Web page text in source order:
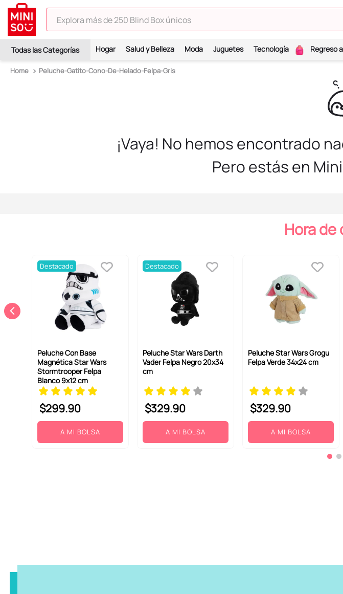
Explora más de 250 Blind Box únicos
Hogar Salud y Belleza Moda Juguetes Tecnología Regreso
Peluche-Gatito-Cono-De-Helado-Felpa-Gris
¡Vaya! No hemos encontrado
Pero estás en
Hora de
Destacado
Peluche Con Base
Magnética Star Wars
Stormtrooper Felpa
Blanco 9x12 cm
$299.90
A MI BOLSA
Destacado
Peluche Star Wars Darth
Vader Felpa Negro 20x34
cm
$329.90
A MI BOLSA
Peluche Star Wars Grogu
Felpa Verde 34x24 cm
$329.90
A MI BOLSA
TÉRMINOS MÁS BUSCADOS
2.
spiderman